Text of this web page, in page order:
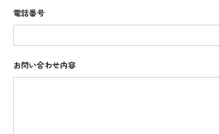
ア
電話番号
お問い合わせ内容